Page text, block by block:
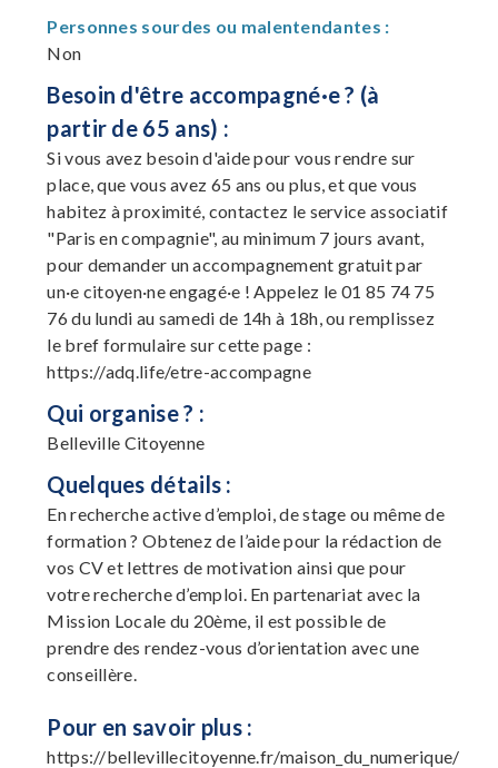
Personnes sourdes ou malentendantes :
Non
Besoin d'être accompagné·e ? (à
partir de 65 ans) :
Si vous avez besoin d'aide pour vous rendre sur
place, que vous avez 65 ans ou plus, et que vous
habitez à proximité, contactez le service associatif
"Paris en compagnie", au minimum 7 jours avant,
pour demander un accompagnement gratuit par
un·e citoyen·ne engagé·e ! Appelez le 01 85 74 75
76 du lundi au samedi de 14h à 18h, ou remplissez
le bref formulaire sur cette page :
https://adq.life/etre-accompagne
Qui organise ? :
Belleville Citoyenne
Quelques détails :
En recherche active d’emploi, de stage ou même de
formation ? Obtenez de l’aide pour la rédaction de
vos CV et lettres de motivation ainsi que pour
votre recherche d’emploi. En partenariat avec la
Mission Locale du 20ème, il est possible de
prendre des rendez-vous d’orientation avec une
conseillère.
Pour en savoir plus :
https://bellevillecitoyenne.fr/maison_du_numerique/